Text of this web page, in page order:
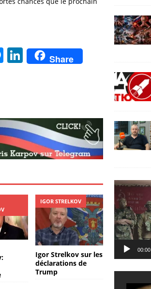
ANALYSES & RÉACTIONS
M
n
g
er
Li
n
dI
n
Share
IGOR STRELKOV
Igor Strelkov sur les
déclarations de
Trump
Lecteur
vidéo
00:00